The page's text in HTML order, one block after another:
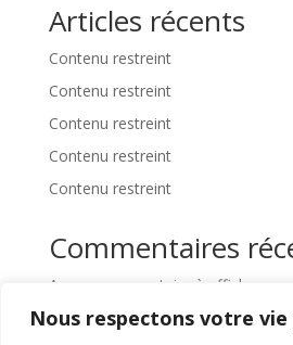
Nous respectons votre vie
Articles récents
Contenu restreint
Contenu restreint
Contenu restreint
Contenu restreint
Contenu restreint
Commentaires
Aucun commentaire à afficher.